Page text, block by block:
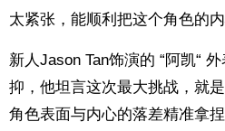
太紧张，能顺利把这个角色的
新人Jason Tan饰演的 “阿凯“
抑，他坦言这次最大挑战，就
角色表面与内心的落差精准拿